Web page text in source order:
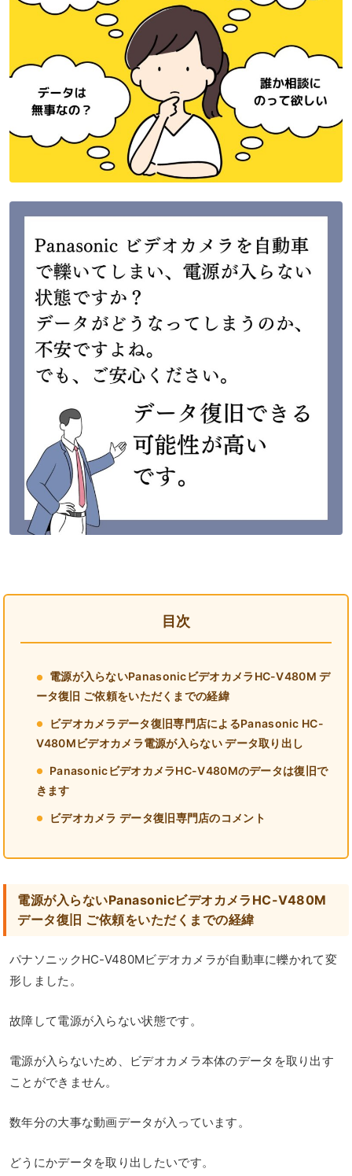
目次
電源が入らないPanasonicビデオカメラHC-V480M デ
ータ復旧 ご依頼をいただくまでの経緯
ビデオカメラデータ復旧専門店によるPanasonic HC-
V480Mビデオカメラ電源が入らない データ取り出し
PanasonicビデオカメラHC-V480Mのデータは復旧で
きます
ビデオカメラ データ復旧専門店のコメント
電源が入らないPanasonicビデオカメラHC-V480M
データ復旧 ご依頼をいただくまでの経緯
パナソニックHC-V480Mビデオカメラが自動車に轢かれて変
形しました。
故障して電源が入らない状態です。
電源が入らないため、ビデオカメラ本体のデータを取り出す
ことができません。
数年分の大事な動画データが入っています。
どうにかデータを取り出したいです。